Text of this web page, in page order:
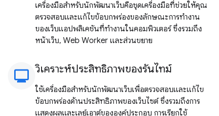
เครื่องมือสำหรับนักพัฒนาเว็บคือชุดเครื่องมือที่ช่วยให้คุณ
ตรวจสอบและแก้ไขข้อบกพร่องของลักษณะการทำงาน
ของเว็บแอปพลิเคชันที่ทำงานในคอมพิวเตอร์ ซึ่งรวมถึง
หน้าเว็บ, Web Worker และส่วนขยาย
monitoring
วิเคราะห์ประสิทธิภาพของรันไทม์
ใช้เครื่องมือสำหรับนักพัฒนาเว็บเพื่อตรวจสอบและแก้ไข
ข้อบกพร่องด้านประสิทธิภาพของเว็บไซต์ ซึ่งรวมถึงการ
แสดงผลและเลย์เอาต์ขององค์ประกอบ การเรียกใช้